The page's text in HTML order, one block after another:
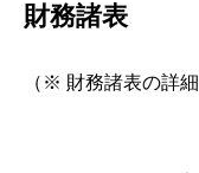
財務諸表
（※ 財務諸表の詳